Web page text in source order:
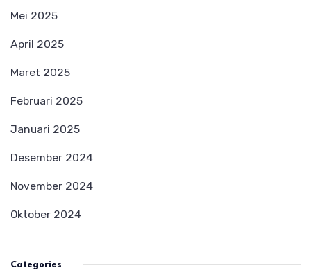
Mei 2025
April 2025
Maret 2025
Februari 2025
Januari 2025
Desember 2024
November 2024
Oktober 2024
Categories